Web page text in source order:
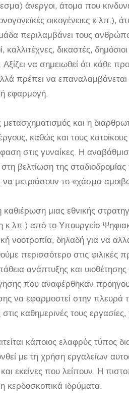
άνεργοι, άτομα που
οικογένειες κ.λπ.),
περιλαμβάνει τους
καλλιτέχνες, δικαστές,
Αξίζει να σημειωθεί ότι κάθε
πρέπει να
εφαρμογή.
και η
καθώς και τους
στις γυναίκες. Η
βελτίωση της
μετριάσουν το «χάσμα
καθιέρωση μιας εθνικής
κ.λπ.) από το Υπουργείο
νοοτροπία, δηλαδή για να
περισσότερο στις φιλικές
ανάπτυξης και
που αναφέρθηκαν
να εφαρμοστεί στην πλευρά
στις καθημερινές τους
κάποιος ελαφρύς
με τη χρήση εργαλείων
εκείνες που λείπουν. Η
κερδοσκοπικά ιδρύματα.